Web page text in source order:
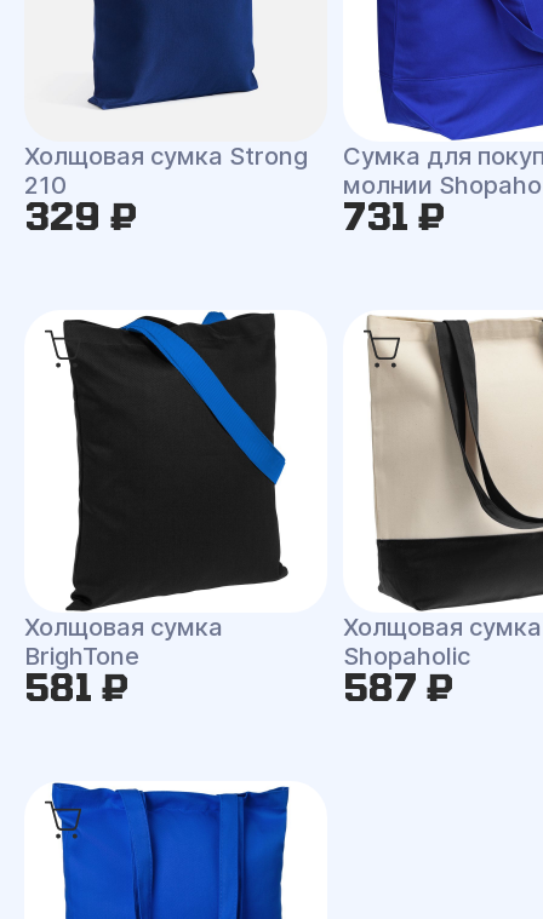
Холщовая сумка Strong
210
329 ₽
Сумка для
молнии
731 ₽
Холщовая сумка
BrighTone
581 ₽
Холщовая сумка
Shopaholic
587 ₽